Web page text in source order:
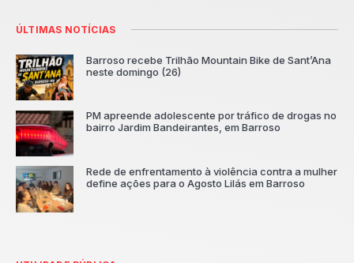
ÚLTIMAS NOTÍCIAS
Barroso recebe Trilhão Mountain Bike de Sant’Ana
neste domingo (26)
PM apreende adolescente por tráfico de drogas no
bairro Jardim Bandeirantes, em Barroso
Rede de enfrentamento à violência contra a mulher
define ações para o Agosto Lilás em Barroso